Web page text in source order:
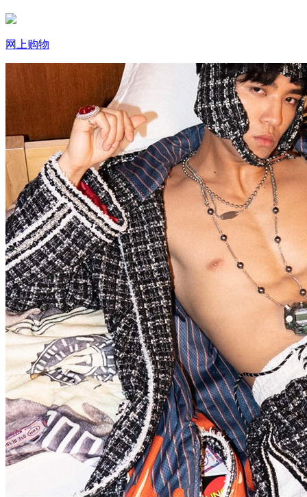
网上购物